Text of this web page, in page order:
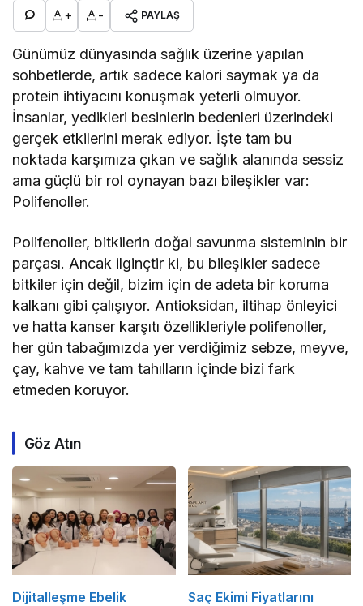
+ - PAYLAŞ
Günümüz dünyasında sağlık üzerine yapılan
sohbetlerde, artık sadece kalori saymak ya da
protein ihtiyacını konuşmak yeterli olmuyor.
İnsanlar, yedikleri besinlerin bedenleri üzerindeki
gerçek etkilerini merak ediyor. İşte tam bu
noktada karşımıza çıkan ve sağlık alanında sessiz
ama güçlü bir rol oynayan bazı bileşikler var:
Polifenoller.
Polifenoller, bitkilerin doğal savunma sisteminin bir
parçası. Ancak ilginçtir ki, bu bileşikler sadece
bitkiler için değil, bizim için de adeta bir koruma
kalkanı gibi çalışıyor. Antioksidan, iltihap önleyici
ve hatta kanser karşıtı özellikleriyle polifenoller,
her gün tabağımızda yer verdiğimiz sebze, meyve,
çay, kahve ve tam tahılların içinde bizi fark
etmeden koruyor.
Göz Atın
Dijitalleşme Ebelik
Saç Ekimi Fiyatlarını